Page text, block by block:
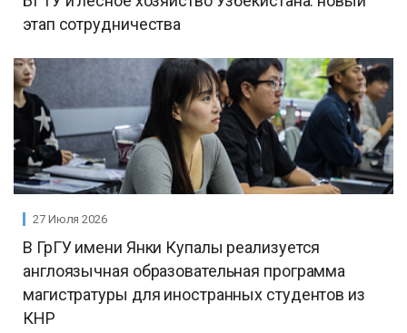
этап сотрудничества
27 Июля 2026
В ГрГУ имени Янки Купалы реализуется
англоязычная образовательная программа
магистратуры для иностранных студентов из
КНР